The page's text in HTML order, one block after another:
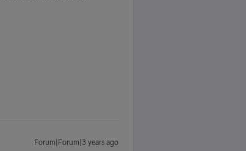
Forum|Forum|3 years ago